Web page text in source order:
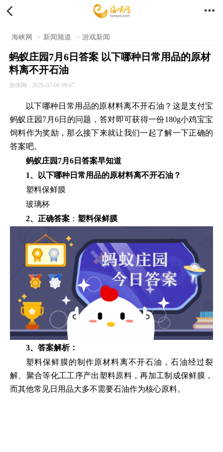
 
海峡网 > 新闻频道 > 游戏新闻
蚂蚁庄园7月6日答案 以下哪种日常用品的原材
料离不开石油
游侠网 2026-07-06 09:47
以下哪种日常用品的原材料离不开石油？这是支付宝
蚂蚁庄园7月6日的问题，答对即可获得一份180g小鸡宝宝
饲料作为奖励，那么接下来就让我们一起了解一下正确的
答案吧。
蚂蚁庄园7月6日答案早知道
1、以下哪种日常用品的原材料离不开石油？
塑料保鲜膜
玻璃杯
2、正确答案 ： 塑料保鲜膜
3、答案解析：
塑料保鲜膜的制作原材料离不开石油，石油经过裂
解、聚合等化工工序产出塑料原料，再加工制成保鲜膜，
而其他常见日用品大多不需要石油作为核心原料。